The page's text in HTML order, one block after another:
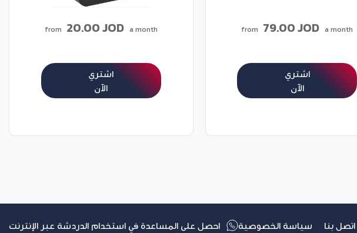
from 79.00 JOD a month
اشتري
الآن
from 20.00 JOD a month
اشتري
الآن
اتصل بنا سياسة الخصوصية احصل على المساعدة في استخدام الدردشة عبر الإنترنت